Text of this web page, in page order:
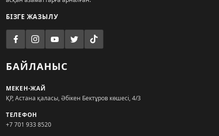
БІЗГЕ ЖАЗЫЛУ
БАЙЛАНЫС
МЕКЕН-ЖАЙ
ҚР, Астана қаласы, Әбікен Бектұров көшесі, 4/3
ТЕЛЕФОН
+7 701 933 8520